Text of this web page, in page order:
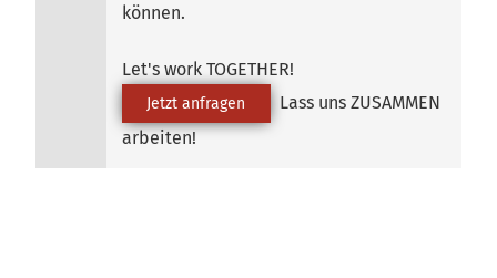
können.
Let's work TOGETHER!
Jetzt anfragen
Lass uns ZUSAMMEN
arbeiten!